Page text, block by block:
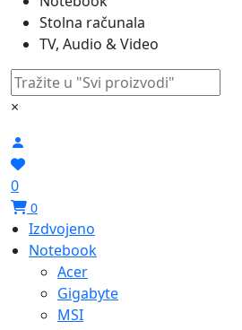
Stolna računala
TV, Audio & Video
×
0
0
Izdvojeno
Notebook
Acer
Gigabyte
MSI